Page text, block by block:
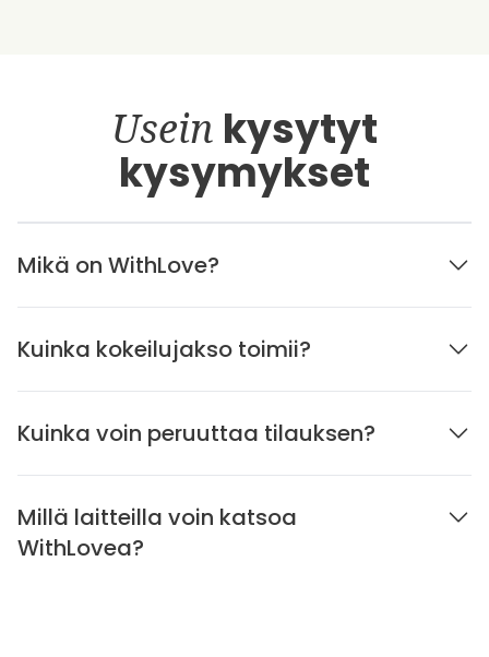
Usein kysytyt
kysymykset
Mikä on WithLove?
Kuinka kokeilujakso toimii?
Kuinka voin peruuttaa tilauksen?
Millä laitteilla voin katsoa
WithLovea?